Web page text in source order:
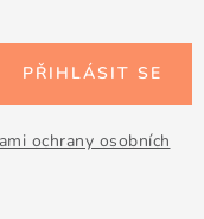
ochrany osobních
PŘIHLÁSIT SE